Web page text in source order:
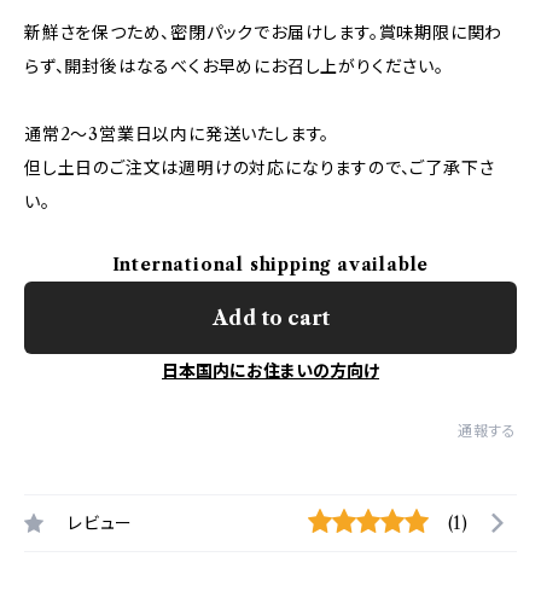
新鮮さを保つため、密閉パックでお届けします。賞味期限に関わ
らず、開封後はなるべくお早めにお召し上がりください。
通常2〜3営業日以内に発送いたします。
但し土日のご注文は週明けの対応になりますので、ご了承下さ
い。
International shipping available
Add to cart
日本国内にお住まいの方向け
通報する
レビュー (1)